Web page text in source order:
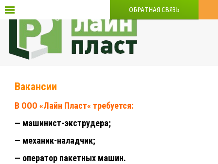
ОБРАТНАЯ СВЯЗЬ
Вакансии
В ООО «Лайн Пласт« требуется:
— машинист-экструдера;
— механик-наладчик;
— оператор пакетных машин.